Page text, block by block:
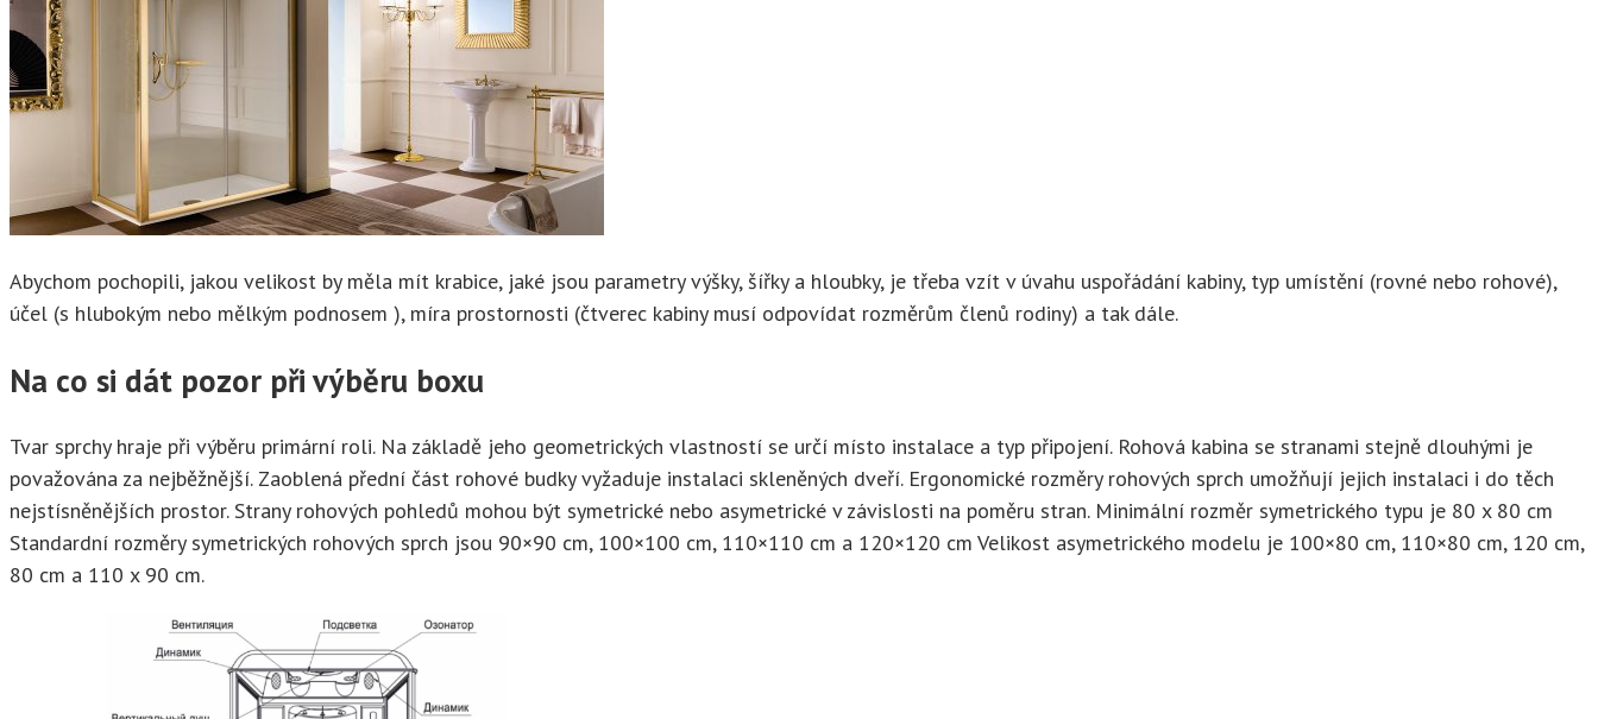
Abychom pochopili, jakou velikost by měla mít krabice, jaké jsou parametry výšky, šířky a hloubky, je třeba vzít v úvahu uspořádání kabiny, typ umístění (rovné nebo rohové),
účel (s hlubokým nebo mělkým podnosem ), míra prostornosti (čtverec kabiny musí odpovídat rozměrům členů rodiny) a tak dále.
Na co si dát pozor při výběru boxu
Tvar sprchy hraje při výběru primární roli. Na základě jeho geometrických vlastností se určí místo instalace a typ připojení. Rohová kabina se stranami stejně dlouhými je
považována za nejběžnější. Zaoblená přední část rohové budky vyžaduje instalaci skleněných dveří. Ergonomické rozměry rohových sprch umožňují jejich instalaci i do těch
nejstísněnějších prostor. Strany rohových pohledů mohou být symetrické nebo asymetrické v závislosti na poměru stran. Minimální rozměr symetrického typu je 80 x 80 cm
Standardní rozměry symetrických rohových sprch jsou 90×90 cm, 100×100 cm, 110×110 cm a 120×120 cm Velikost asymetrického modelu je 100×80 cm, 110×80 cm, 120 cm,
80 cm a 110 x 90 cm.